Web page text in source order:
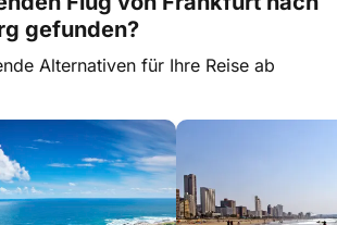
gefunden?
Alternativen für Ihre Reise ab